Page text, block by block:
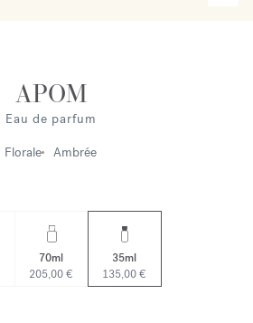
APOM
Eau de parfum
Florale
Ambrée
70ml
205,00 €
35ml
135,00 €